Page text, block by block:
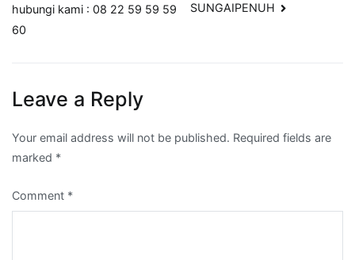
hubungi kami : 08 22 59 59 59
60
SUNGAIPENUH
Leave a Reply
Your email address will not be published. Required fields are
marked *
Comment *